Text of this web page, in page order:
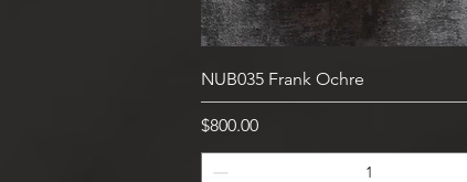
快速瀏覽
NUB035 Frank Ochre
價格
$800.00